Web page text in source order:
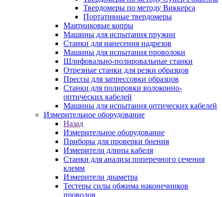
Твердомеры по методу Виккерса
Портативные твердомеры
Маятниковые копры
Машины для испытания пружин
Станки для нанесения надрезов
Машины для испытания проволоки
Шлифовально-полировальные станки
Отрезные станки для резки образцов
Прессы для запрессовки образцов
Станки для полировки волоконно-
оптических кабелей
Машины для испытания оптических кабелей
Измерительное оборудование
Назад
Измерительное оборудование
Приборы для проверки биения
Измерители длины кабеля
Станки для анализа поперечного сечения
клемм
Измерители диаметра
Тестеры силы обжима наконечников
проводов